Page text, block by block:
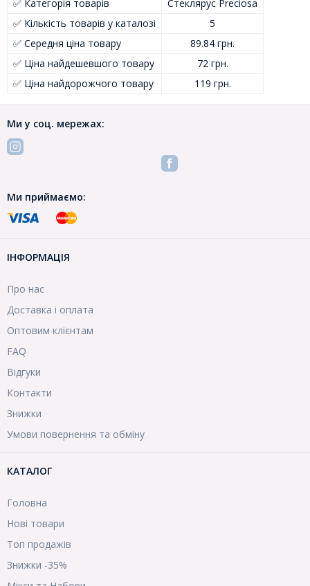
✅ Категорія товарів
Стеклярус Preciosa
✅ Кількість товарів у каталозі
5
✅ Середня ціна товару
89.84 грн.
✅ Ціна найдешевшого товару
72 грн.
✅ Ціна найдорожчого товару
119 грн.
Ми у соц. мережах:
Ми приймаємо:
ІНФОРМАЦІЯ
Про нас
Доставка і оплата
Оптовим клієнтам
FAQ
Відгуки
Контакти
Знижки
Умови повернення та обміну
КАТАЛОГ
Головна
Нові товари
Топ продажів
Знижки -35%